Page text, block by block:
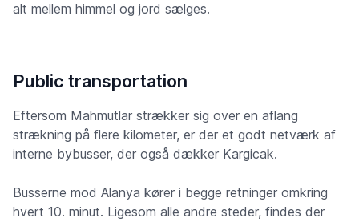
alt mellem himmel og jord sælges.
Public transportation
Eftersom Mahmutlar strækker sig over en aflang
strækning på flere kilometer, er der et godt netværk af
interne bybusser, der også dækker Kargicak.
Busserne mod Alanya kører i begge retninger omkring
hvert 10. minut. Ligesom alle andre steder, findes der